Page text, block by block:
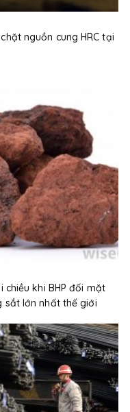
nguồn cung HRC tại
khi BHP đối mặt
sắt lớn nhất thế giới